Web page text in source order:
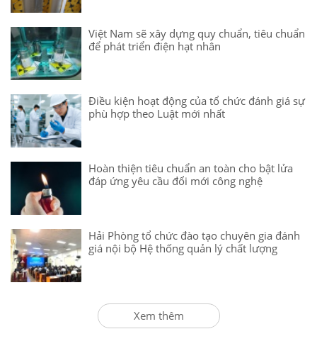
Việt Nam sẽ xây dựng quy chuẩn, tiêu chuẩn
để phát triển điện hạt nhân
Điều kiện hoạt động của tổ chức đánh giá sự
phù hợp theo Luật mới nhất
Hoàn thiện tiêu chuẩn an toàn cho bật lửa
đáp ứng yêu cầu đổi mới công nghệ
Hải Phòng tổ chức đào tạo chuyên gia đánh
giá nội bộ Hệ thống quản lý chất lượng
Xem thêm